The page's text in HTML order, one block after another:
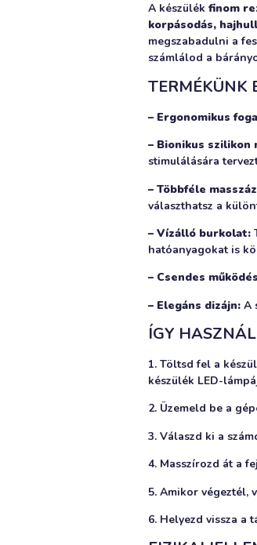
A készülék finom
korpásodás,
megszabadulni a
számlálod a
TERMÉKÜNK
– Ergonomikus
– Bionikus szilikon
stimulálására
– Többféle
választhatsz a
– Vízálló burkolat:
hatóanyagokat is
– Csendes
– Elegáns dizájn:A
ÍGY
1. Töltsd fel a
készülék LED-
2. Üzemeld be a
3. Válaszd ki a
4. Masszírozd át a
5. Amikor végeztél,
6. Helyezd vissza a